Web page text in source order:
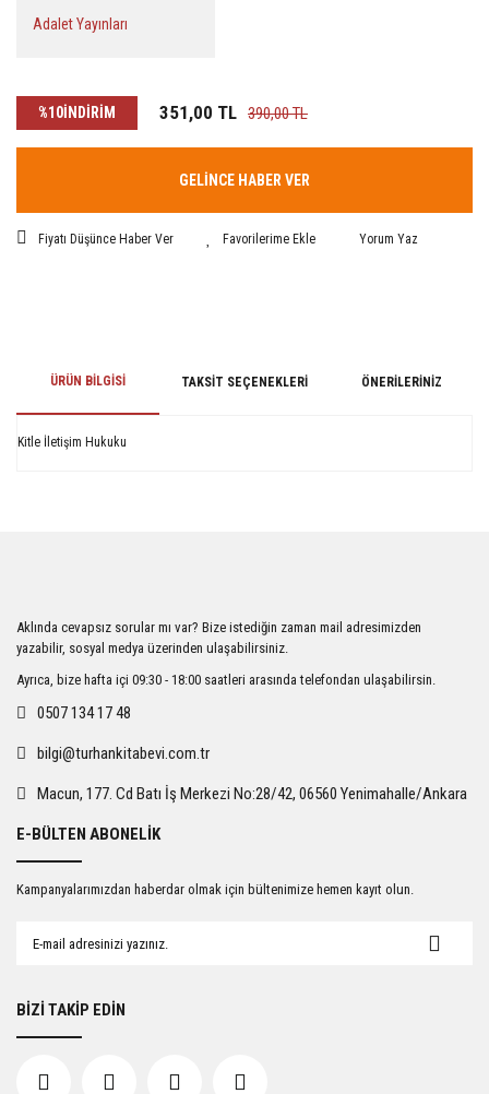
Adalet Yayınları
%10İNDİRİM 351,00 TL 390,00 TL
GELİNCE HABER VER
Fiyatı Düşünce Haber Ver Yorum Yaz
ÜRÜN BILGISI TAKSIT SEÇENEKLERI ÖNERILERINIZ
Kitle İletişim Hukuku
Ürün açıklamasında eksik bilgiler bulunuyor.
Ürün bilgilerinde hatalar bulunuyor.
Ürün fiyatı diğer sitelerden daha pahalı.
Gönder
Aklında cevapsız sorular mı var? Bize istediğin zaman mail adresimizden
yazabilir, sosyal medya üzerinden ulaşabilirsiniz.
Ayrıca, bize hafta içi 09:30 - 18:00 saatleri arasında telefondan ulaşabilirsin.
0507 134 17 48
bilgi@turhankitabevi.com.tr
Macun, 177. Cd Batı İş Merkezi No:28/42, 06560 Yenimahalle/Ankara
E-BÜLTEN ABONELİK
Kampanyalarımızdan haberdar olmak için bültenimize hemen kayıt olun.
BİZİ TAKİP EDİN